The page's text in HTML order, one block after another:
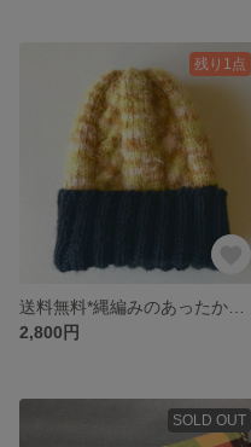
残り1点
2,800円
SOLD OUT